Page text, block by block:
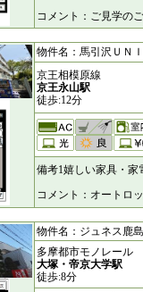
コメント：ご見学の
物件名：馬引沢ＵＮ
京王相模原線
京王永山駅
徒歩:12分
備考1嬉しい家具・家
コメント：オートロ
物件名：ジュネス鹿
多摩都市モノレール
大塚・帝京大学駅
徒歩:8分